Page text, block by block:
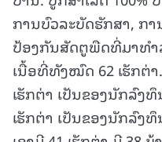
ການບົວລະບັດຮັກສາ, ກ
ປ້ອງກັນສັດຕູພືດທີ່ມາທໍ
ເນື້ອທີ່ທັງໝົດ 62 ເຮັກຕ່
ເຮັກຕ່າ ເປັນຂອງນັກລົງ
ເຮັກຕ່າ ເປັນຂອງນັກລົງ